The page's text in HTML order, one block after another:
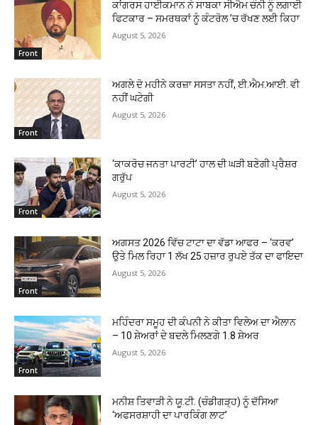
Front
ਕਾਂਗਰਸ ਹਾਈਕਮਾਨ ਨੇ ਸਾਬਕਾ ਸੀਐਮ ਚੰਨੀ ਨੂੰ ਲਗਾਈ
ਫਿਟਕਾਰ – ਸਮਰਥਕਾਂ ਨੂੰ ਕੰਟਰੋਲ ’ਚ ਰੱਖਣ ਲਈ ਕਿਹਾ
August 5, 2026
Front
ਅਗਲੇ ਦੋ ਮਹੀਨੇ ਕਰਜ਼ਾ ਸਸਤਾ ਨਹੀਂ, ਈ.ਐਮ.ਆਈ. ਵੀ
ਨਹੀਂ ਘਟੇਗੀ
August 5, 2026
Front
‘ਕਾਕਰੋਚ ਜਨਤਾ ਪਾਰਟੀ’ ਹਾਲ ਦੀ ਘੜੀ ਬਣੇਗੀ ਪ੍ਰੈਸ਼ਰ
ਗਰੁੱਪ
August 5, 2026
Front
ਅਗਸਤ 2026 ਵਿੱਚ ਟਾਟਾ ਦਾ ਵੱਡਾ ਆਫਰ – ‘ਕਰਵ’
ਉਤੇ ਮਿਲ ਰਿਹਾ 1 ਲੱਖ 25 ਹਜ਼ਾਰ ਰੁਪਏ ਤੱਕ ਦਾ ਫਾਇਦਾ
August 5, 2026
Front
ਮਹਿੰਦਰਾ ਸਮੂਹ ਦੀ ਕੰਪਨੀ ਨੇ ਕੀਤਾ ਵਿਲੇਅ ਦਾ ਐਲਾਨ
– 10 ਸ਼ੇਅਰਾਂ ਦੇ ਬਦਲੇ ਮਿਲਣਗੇ 1.8 ਸ਼ੇਅਰ
August 5, 2026
ਮਨੀਸ਼ ਤਿਵਾੜੀ ਨੇ ਯੂ.ਟੀ. (ਚੰਡੀਗੜ੍ਹ) ਨੂੰ ਦੱਸਿਆ
‘ਅਫਸਰਸ਼ਾਹੀ ਦਾ ਪਾਰਕਿੰਗ ਲਾਟ’